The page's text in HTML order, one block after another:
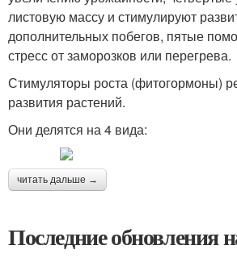
листовую массу и стимулируют
дополнительных побегов, пятые
стресс от заморозков или перегрева.
Стимуляторы роста (фитогормоны)
развития растений.
Они делятся на 4 вида:
читать дальше →
Последние обновления